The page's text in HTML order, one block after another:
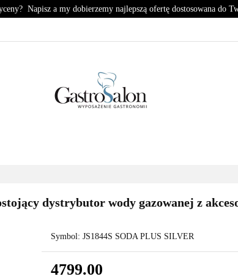
Napisz a my dobierzemy najlepszą ofertę dostosowana do
CHŁODNICTWO ZMYWALNIA
dystrybutor wody gazowanej z
Symbol: JS1844S SODA PLUS SILVER
4799.00